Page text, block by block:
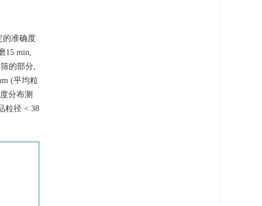
的准确度
15 min,
的部分,
m (平均粒
分布测
粒径 < 38